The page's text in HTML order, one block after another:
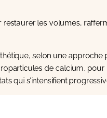
les volumes,
selon une
de calcium,
qui s’intensifient